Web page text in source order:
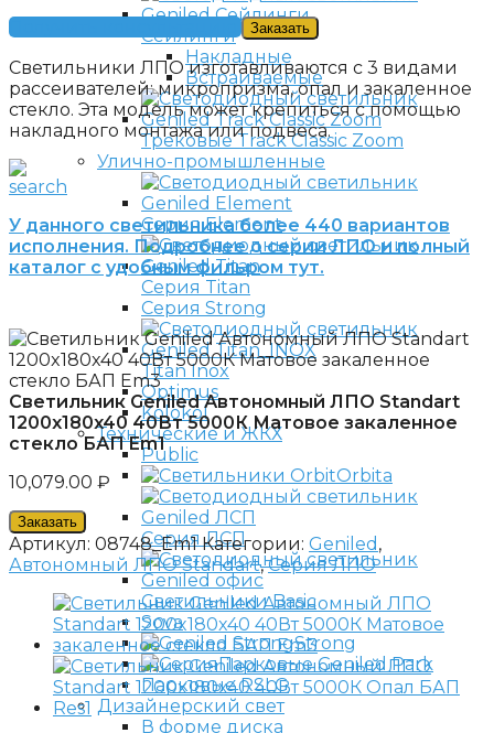
Сейлинги
Накладные
Встраиваемые
Трековые Track Classic Zoom
Улично-промышленные
Серия Element
Серия Titan
Серия Strong
Titan Inox
Optimus
Kolokol
Технические и ЖКХ
Public
Orbita
Серия ЛСП
Светильники Basic
Sova
Strong
Парковые Geniled Park
Парковые RSLG
Дизайнерский свет
В форме диска
Получить консультацию
Заказать
Светильники ЛПО изготавливаются с 3 видами
рассеивателей: микропризма, опал и закаленное
стекло. Эта модель может крепиться с помощью
накладного монтажа или подвеса.
У данного светильника более 440 вариантов
исполнения. Подробнее о серии ЛПО и полный
каталог с удобным фильром тут.
Светильник Geniled Автономный ЛПО Standart
1200x180x40 40Вт 5000К Матовое закаленное
стекло БАП Em1
10,079.00 ₽
Заказать
Артикул: 08748_Em1 Категории: Geniled ,
Автономный ЛПО Standart,Серия ЛПО